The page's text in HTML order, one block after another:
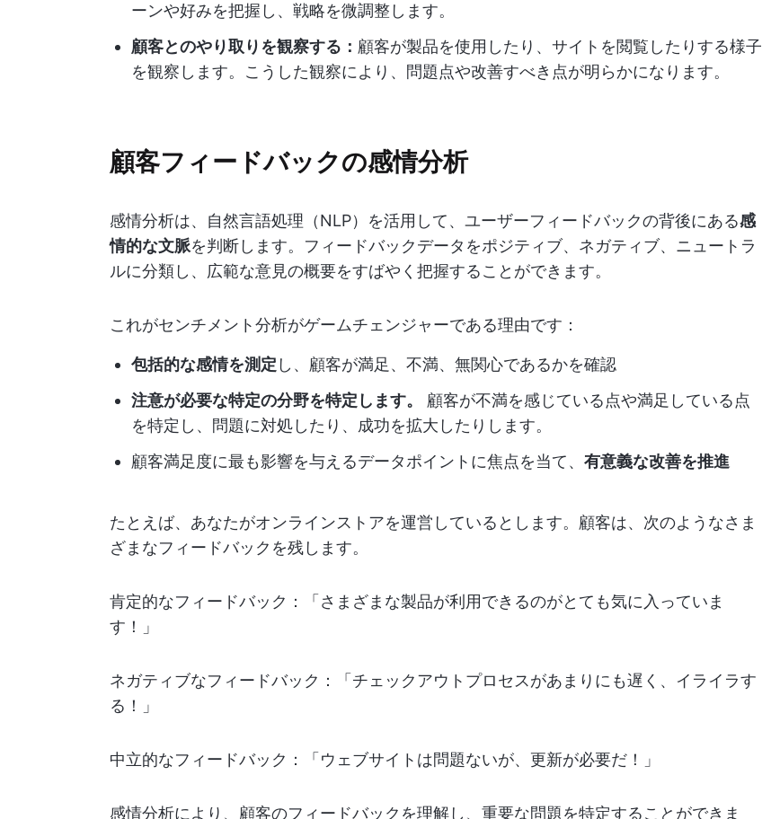
ーンや好みを把握し、戦略を微調整します。
顧客とのやり取りを観察する： 顧客が製品を使用したり、サイトを閲覧したりする様子
を観察します。こうした観察により、問題点や改善すべき点が明らかになります。
顧客フィードバックの感情分析
感情分析は、自然言語処理（NLP）を活用して、ユーザーフィードバックの背後にある感
情的な文脈を判断します。フィードバックデータをポジティブ、ネガティブ、ニュートラ
ルに分類し、広範な意見の概要をすばやく把握することができます。
これがセンチメント分析がゲームチェンジャーである理由です：
包括的な感情を測定 し、顧客が満足、不満、無関心であるかを確認
注意が必要な特定の分野を特定します。
顧客が不満を感じている点や満足している点
を特定し、問題に対処したり、成功を拡大したりします。
顧客満足度に最も影響を与えるデータポイントに焦点を当て、 有意義な改善を推進
たとえば、あなたがオンラインストアを運営しているとします。顧客は、次のようなさま
ざまなフィードバックを残します。
肯定的なフィードバック：「さまざまな製品が利用できるのがとても気に入っていま
す！」
ネガティブなフィードバック：「チェックアウトプロセスがあまりにも遅く、イライラす
る！」
中立的なフィードバック：「ウェブサイトは問題ないが、更新が必要だ！」
感情分析により、顧客のフィードバックを理解し、重要な問題を特定することができま